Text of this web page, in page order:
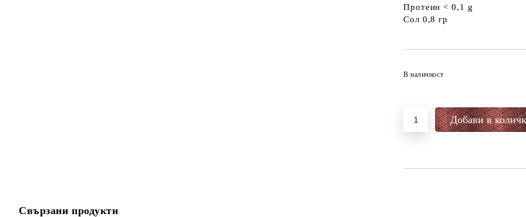
Протеин < 0,1 g
Сол 0,8 гр
В наличност
Свързани продукти